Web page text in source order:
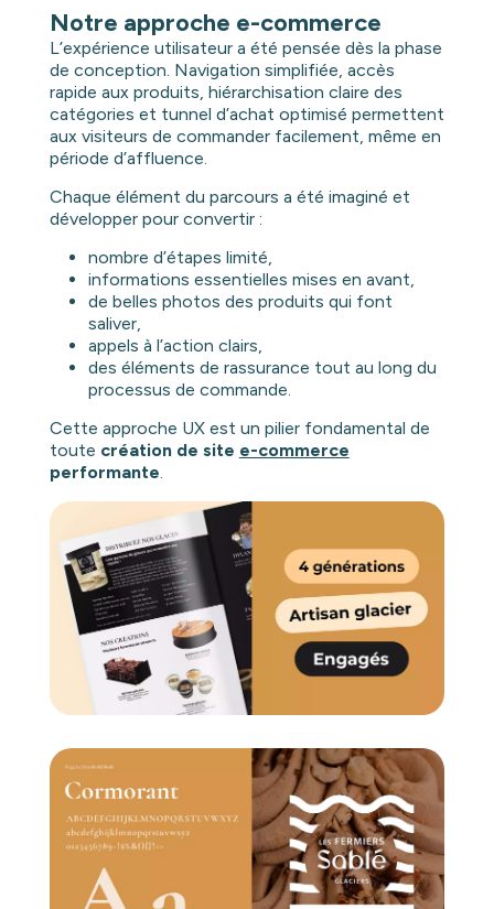
Notre approche e-commerce
L’expérience utilisateur a été pensée dès la phase
de conception. Navigation simplifiée, accès
rapide aux produits, hiérarchisation claire des
catégories et tunnel d’achat optimisé permettent
aux visiteurs de commander facilement, même en
période d’affluence.
Chaque élément du parcours a été imaginé et
développer pour convertir :
nombre d’étapes limité,
informations essentielles mises en avant,
de belles photos des produits qui font
saliver,
appels à l’action clairs,
des éléments de rassurance tout au long du
processus de commande.
Cette approche UX est un pilier fondamental de
toute création de site e-commerce
performante.